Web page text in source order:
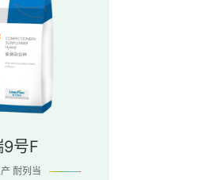
9号F
耐列当